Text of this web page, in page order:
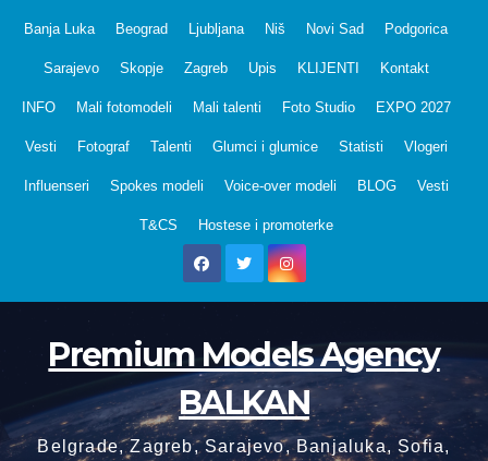
Banja Luka Beograd Ljubljana Niš Novi Sad Podgorica
Sarajevo Skopje Zagreb Upis KLIJENTI Kontakt
INFO Mali fotomodeli Mali talenti Foto Studio EXPO 2027
Vesti Fotograf Talenti Glumci i glumice Statisti Vlogeri
Influenseri Spokes modeli Voice-over modeli BLOG Vesti
T&CS Hostese i promoterke
Premium Models Agency
BALKAN
Belgrade, Zagreb, Sarajevo, Banjaluka, Sofia,